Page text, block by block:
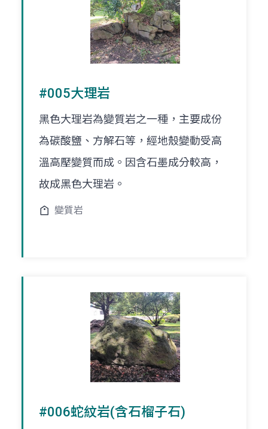
#005大理岩
黑色大理岩為變質岩之一種，主要成份
為碳酸鹽、方解石等，經地殼變動受高
溫高壓變質而成。因含石墨成分較高，
故成黑色大理岩。
變質岩
#006蛇紋岩(含石榴子石)